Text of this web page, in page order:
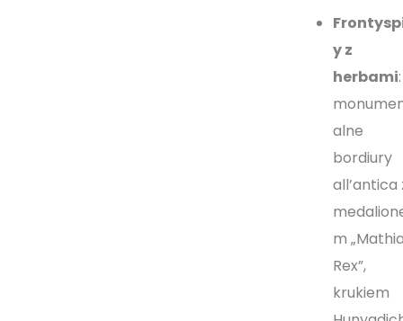
y z
herbami:
alne
bordiury
all’antica
m
Rex”,
krukiem